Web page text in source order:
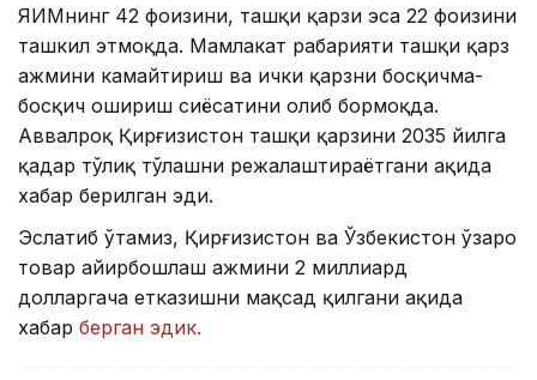
ЯИМнинг 42 фоизини, ташқи қарзи эса 22 фоизини
ташкил этмоқда. Мамлакат раҳбарияти ташқи қарз
ҳажмини камайтириш ва ички қарзни босқичма-
босқич ошириш сиёсатини олиб бормоқда.
Аввалроқ Қирғизистон ташқи қарзини 2035 йилга
қадар тўлиқ тўлашни режалаштираётгани ҳақида
хабар берилган эди.
Эслатиб ўтамиз, Қирғизистон ва Ўзбекистон ўзаро
товар айирбошлаш ҳажмини 2 миллиард
долларгача етказишни мақсад қилгани ҳақида
хабар берган эдик.